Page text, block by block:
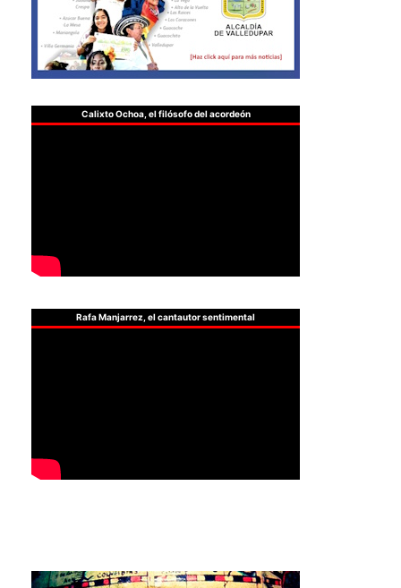
Calixto Ochoa, el filósofo del acordeón
Rafa Manjarrez, el cantautor sentimental